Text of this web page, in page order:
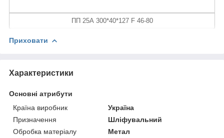
ПП 25А 300*40*127F 46-80
Приховати
Характеристики
Основні атрибути
Країна виробник
Україна
Призначення
Шліфувальний
Обробка матеріалу
Метал